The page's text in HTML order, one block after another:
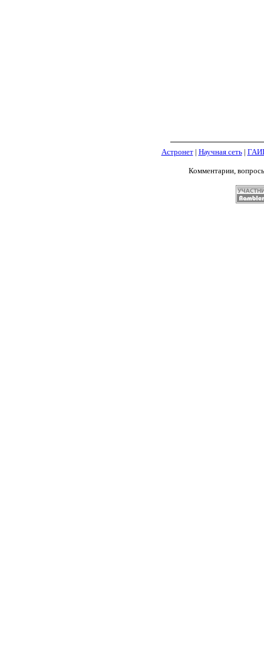
Астронет| Научная сеть|
Комментарии,